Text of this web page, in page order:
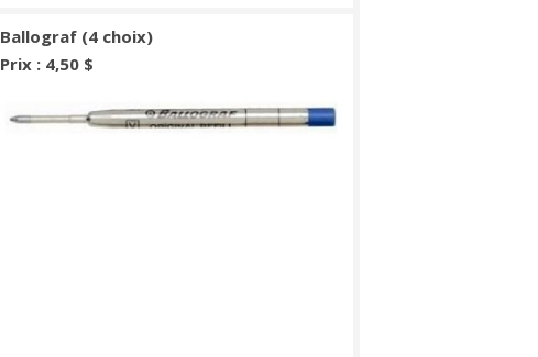
Ballograf (4 choix)
Prix : 4,50 $